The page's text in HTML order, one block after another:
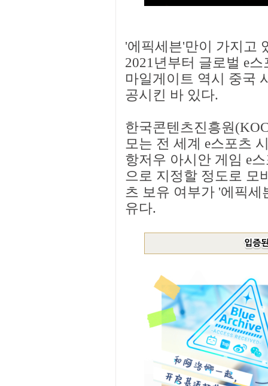
'에픽세븐'만이 가지고
2021년부터 글로벌 e
마일게이트 역시 중국
공시킨 바 있다.
한국콘텐츠진흥원
모는 전 세계 e스포츠
항저우 아시안 게임 e
으로 지정할 정도로 모
츠 보유 여부가 '에픽
유다.